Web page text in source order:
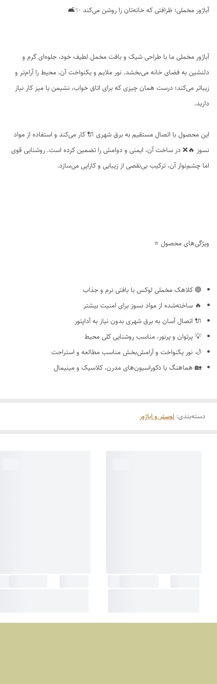
آباژور مخملی؛ ظرافتی که خانه‌تان را روشن می‌کند ✨🛋️
آباژور مخملی ما با طراحی شیک و بافت مخمل لطیف خود، جلوه‌ای گرم و
دلنشین به فضای خانه می‌بخشد. نور ملایم و یکنواخت آن، محیط را آرام‌تر و
زیباتر می‌کند؛ درست همان چیزی که برای اتاق خواب، نشیمن یا میز کار نیاز
دارید.
این محصول با اتصال مستقیم به برق شهری 🔌 کار می‌کند و استفاده از مواد
نسوز 🔥❌ در ساخت آن، ایمنی و دوامش را تضمین کرده است. روشنایی قوی
اما چشم‌نواز آن، ترکیب بی‌نقصی از زیبایی و کارایی می‌سازد.
ویژگی‌های محصول ⭐
🟣 کلاهک مخملی لوکس با بافتی نرم و جذاب
🔥 ساخته‌شده از مواد نسوز برای امنیت بیشتر
🔌 اتصال آسان به برق شهری بدون نیاز به آداپتور
💡 پرتوان و پرنور، مناسب روشنایی کلی محیط
🌙 نور یکنواخت و آرامش‌بخش مناسب مطالعه و استراحت
🏡 هماهنگ با دکوراسیون‌های مدرن، کلاسیک و مینیمال
دسته‌بندی: لوستر و اباژور